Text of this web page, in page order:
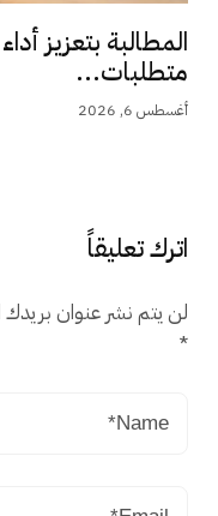
المطالبة بتعزيز
متطلبات...
أغسطس 6, 2026
اترك تعليقاً
لن يتم نشر عنوان بريدك
*